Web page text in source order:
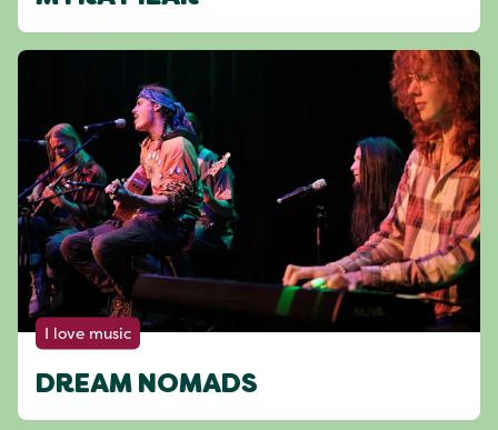
I love music
DREAM NOMADS